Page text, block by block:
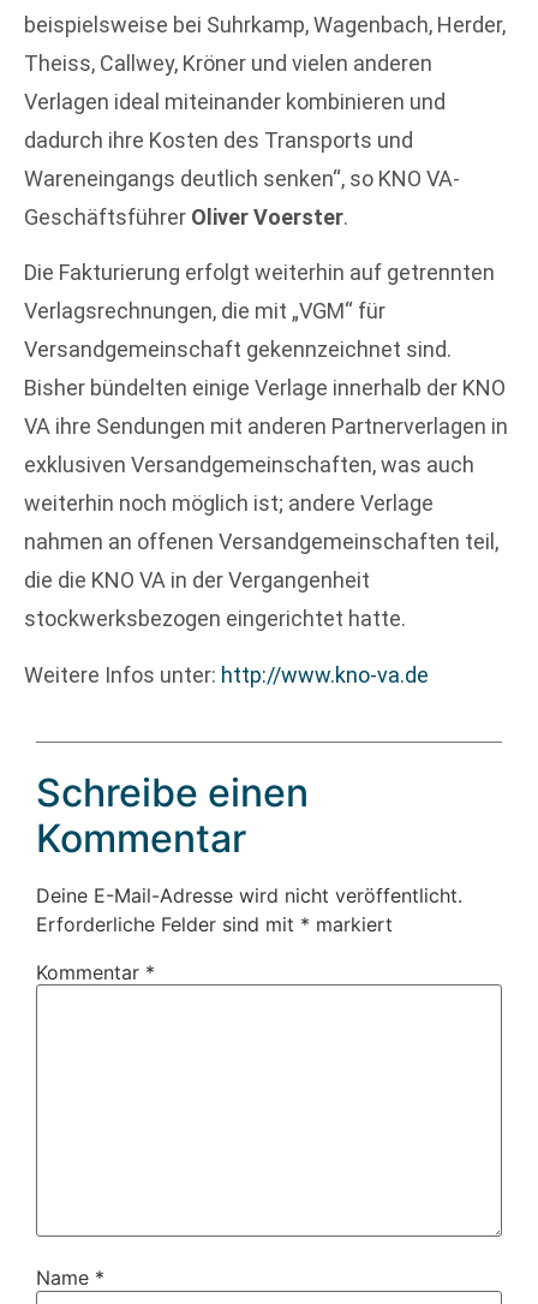
beispielsweise bei Suhrkamp, Wagenbach, Herder,
Theiss, Callwey, Kröner und vielen anderen
Verlagen ideal miteinander kombinieren und
dadurch ihre Kosten des Transports und
Wareneingangs deutlich senken“, so KNO VA-
Geschäftsführer Oliver Voerster.
Die Fakturierung erfolgt weiterhin auf getrennten
Verlagsrechnungen, die mit „VGM“ für
Versandgemeinschaft gekennzeichnet sind.
Bisher bündelten einige Verlage innerhalb der KNO
VA ihre Sendungen mit anderen Partnerverlagen in
exklusiven Versandgemeinschaften, was auch
weiterhin noch möglich ist; andere Verlage
nahmen an offenen Versandgemeinschaften teil,
die die KNO VA in der Vergangenheit
stockwerksbezogen eingerichtet hatte.
Weitere Infos unter: http://www.kno-va.de
Schreibe einen
Kommentar
Deine E-Mail-Adresse wird nicht veröffentlicht.
Erforderliche Felder sind mit * markiert
Kommentar *
Name *